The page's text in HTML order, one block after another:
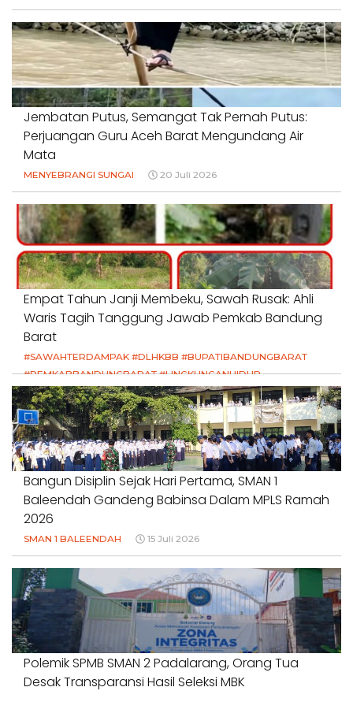
Jembatan Putus, Semangat Tak Pernah Putus:
Perjuangan Guru Aceh Barat Mengundang Air
Mata
MENYEBRANGI SUNGAI 20 Juli 2026
Empat Tahun Janji Membeku, Sawah Rusak: Ahli
Waris Tagih Tanggung Jawab Pemkab Bandung
Barat
#SAWAHTERDAMPAK #DLHKBB #BUPATIBANDUNGBARAT
#PEMKABBANDUNGBARAT #LINGKUNGANHIDUP
#HAKPETANI #KEADILANUNTUKPETANI
#NORMALISASISALURAN #IRIGASIRUSAK
#DUGAANPENCEMARAN #AKUNTABILITASPEMERINTAH
18 Juli 2026
Bangun Disiplin Sejak Hari Pertama, SMAN 1
Baleendah Gandeng Babinsa Dalam MPLS Ramah
2026
SMAN 1 BALEENDAH 15 Juli 2026
Polemik SPMB SMAN 2 Padalarang, Orang Tua
Desak Transparansi Hasil Seleksi MBK